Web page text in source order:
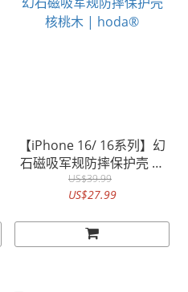
【iPhone 16/ 16系列】幻
石磁吸军规防摔保护壳 核
桃木 | hoda®
US$39.99
US$27.99